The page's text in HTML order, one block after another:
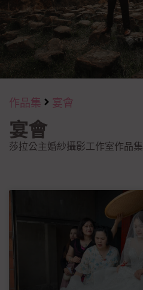
作品集 宴會
宴會
莎拉公主婚紗攝影工作室作品集